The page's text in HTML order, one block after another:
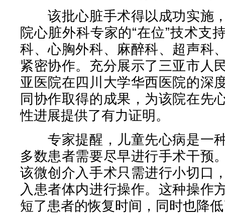
该批心脏手术得以成功实施
院心脏外科专家的“在位”技术支
科、心胸外科、麻醉科、超声科
紧密协作。充分展示了三亚市人
亚医院在四川大学华西医院的深
同协作取得的成果，为该院在先
性进展提供了有力证明。
专家提醒，儿童先心病是一
多数患者需要尽早进行手术干预
该微创介入手术只需进行小切口
入患者体内进行操作。这种操作
短了患者的恢复时间，同时也降